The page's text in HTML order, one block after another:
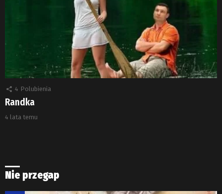
4 Polubienia
Randka
4 lata temu
Nie przegap